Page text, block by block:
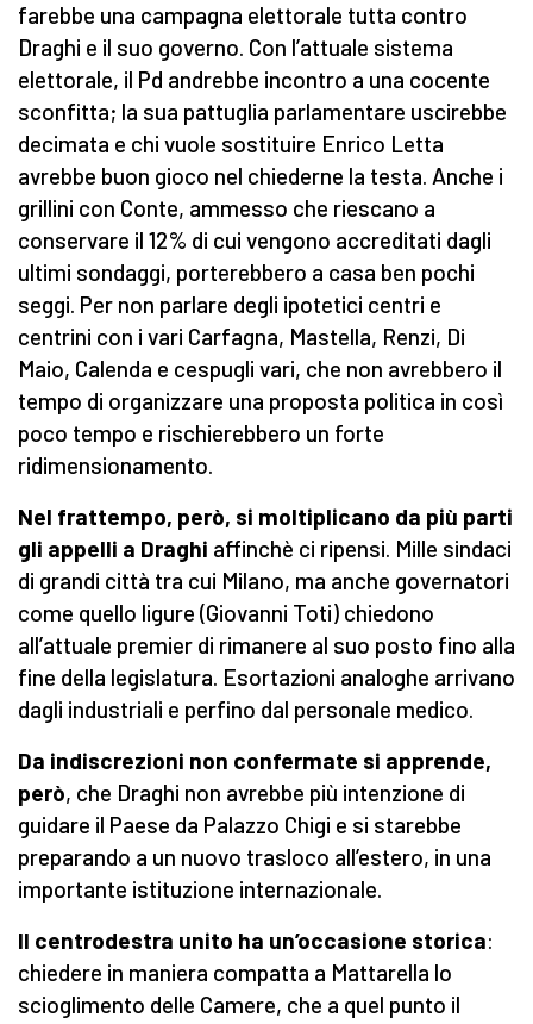
farebbe una campagna elettorale tutta contro
Draghi e il suo governo. Con l’attuale sistema
elettorale, il Pd andrebbe incontro a una cocente
sconfitta; la sua pattuglia parlamentare uscirebbe
decimata e chi vuole sostituire Enrico Letta
avrebbe buon gioco nel chiederne la testa. Anche i
grillini con Conte, ammesso che riescano a
conservare il 12% di cui vengono accreditati dagli
ultimi sondaggi, porterebbero a casa ben pochi
seggi. Per non parlare degli ipotetici centri e
centrini con i vari Carfagna, Mastella, Renzi, Di
Maio, Calenda e cespugli vari, che non avrebbero il
tempo di organizzare una proposta politica in così
poco tempo e rischierebbero un forte
ridimensionamento.
Nel frattempo, però, si moltiplicano da più parti
gli appelli a Draghi affinchè ci ripensi. Mille sindaci
di grandi città tra cui Milano, ma anche governatori
come quello ligure (Giovanni Toti) chiedono
all’attuale premier di rimanere al suo posto fino alla
fine della legislatura. Esortazioni analoghe arrivano
dagli industriali e perfino dal personale medico.
Da indiscrezioni non confermate si apprende,
però, che Draghi non avrebbe più intenzione di
guidare il Paese da Palazzo Chigi e si starebbe
preparando a un nuovo trasloco all’estero, in una
importante istituzione internazionale.
Il centrodestra unito ha un’occasione storica:
chiedere in maniera compatta a Mattarella lo
scioglimento delle Camere, che a quel punto il